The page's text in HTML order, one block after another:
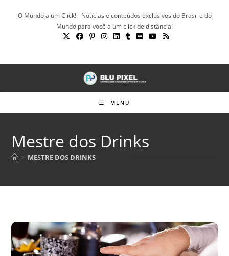
O Mundo a um Click! - Notícias e conteúdos exclusivos do Brasil e do
Mundo para você a um click de distância!
MENU
Mestre dos Drinks
> MESTRE DOS DRINKS